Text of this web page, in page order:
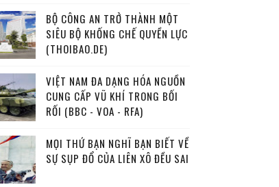
BỘ CÔNG AN TRỞ THÀNH MỘT
SIÊU BỘ KHỐNG CHẾ QUYỀN LỰC
(THOIBAO.DE)
VIỆT NAM ĐA DẠNG HÓA NGUỒN
CUNG CẤP VŨ KHÍ TRONG BỐI
RỐI (BBC - VOA - RFA)
MỌI THỨ BẠN NGHĨ BẠN BIẾT VỀ
SỰ SỤP ĐỔ CỦA LIÊN XÔ ĐỀU SAI